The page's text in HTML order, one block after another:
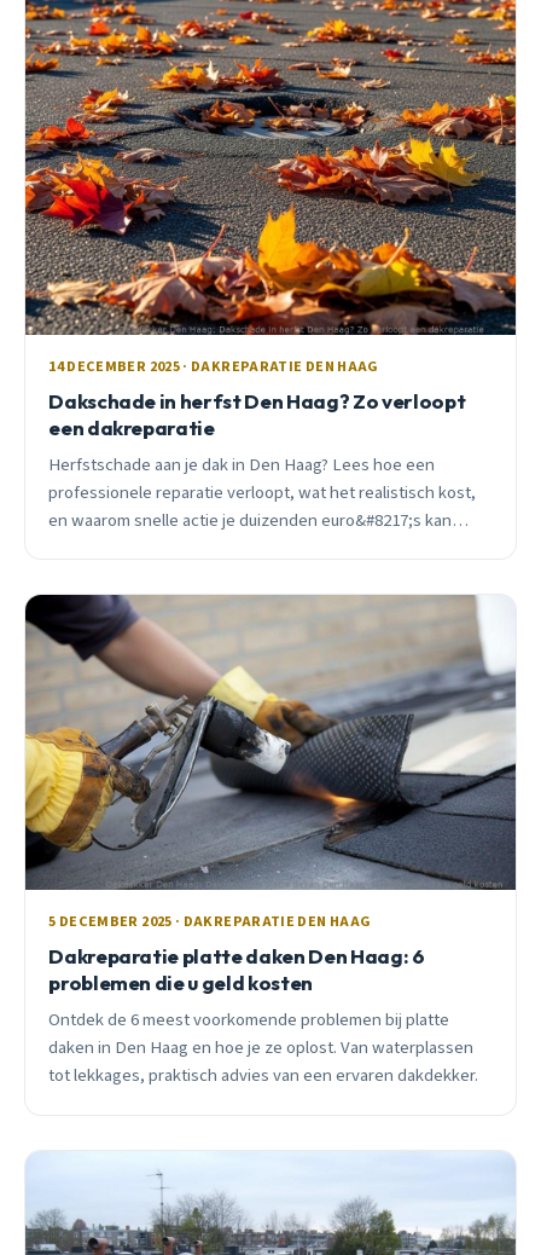
14 DECEMBER 2025 · DAKREPARATIE DEN HAAG
Dakschade in herfst Den Haag? Zo verloopt
een dakreparatie
Herfstschade aan je dak in Den Haag? Lees hoe een
professionele reparatie verloopt, wat het realistisch kost,
en waarom snelle actie je duizenden euro&#8217;s kan
5 DECEMBER 2025 · DAKREPARATIE DEN HAAG
Dakreparatie platte daken Den Haag: 6
problemen die u geld kosten
Ontdek de 6 meest voorkomende problemen bij platte
daken in Den Haag en hoe je ze oplost. Van waterplassen
tot lekkages, praktisch advies van een ervaren dakdekker.